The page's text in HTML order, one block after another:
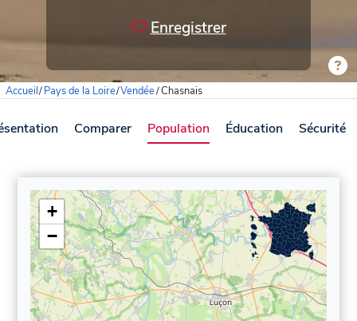
Enregistrer
Accueil/Pays de la Loire/Vendée/Chasnais
Comparer Population Éducation Sécurité
+
−